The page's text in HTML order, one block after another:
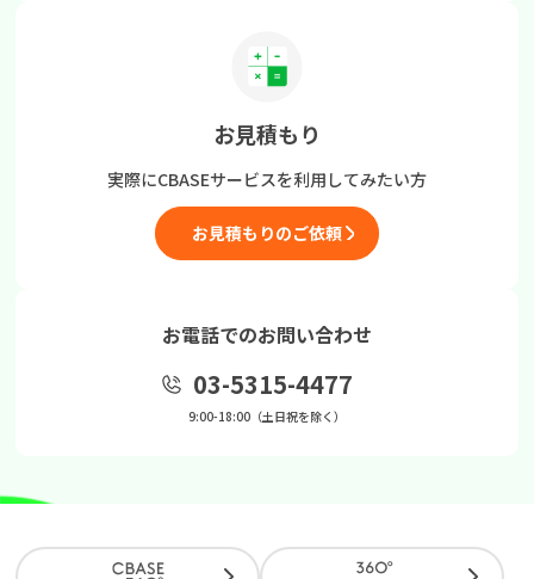
お見積もり
実際にCBASEサービスを利用してみたい方
お見積もりのご依頼
お電話でのお問い合わせ
03-5315-4477
9:00-18:00（土日祝を除く）